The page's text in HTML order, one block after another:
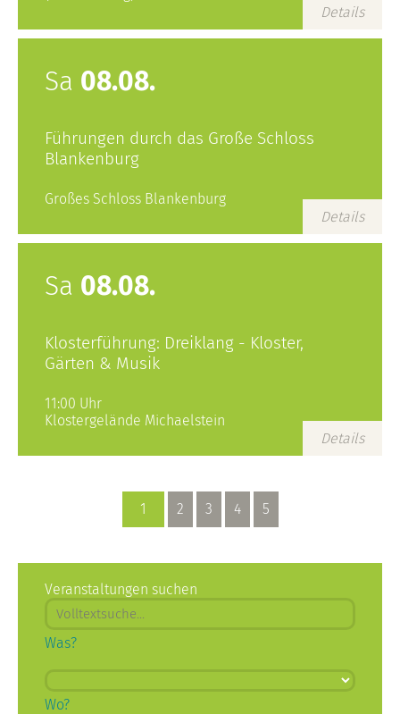
Details
Sa 08.08.
Führungen durch das Große Schloss
Blankenburg
Großes Schloss Blankenburg
Details
Sa 08.08.
Klosterführung: Dreiklang - Kloster,
Gärten & Musik
11:00 Uhr
Klostergelände Michaelstein
Details
1 2 3 4 5
Veranstaltungen suchen
Was?
Wo?